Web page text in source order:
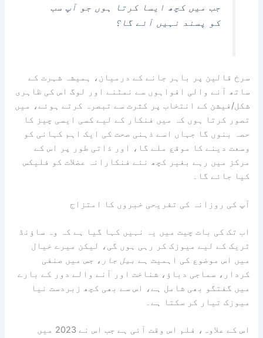
جب میں کچھ ایسا کرتا ہوں جو آپ سب
کو پسند نہیں آئے گا؟
سرخ قالین پر باہر جانے کے درمیان، ہمیشہ شہرت کے
ساتھ آنے والی افواہوں سے نمٹنے اور لوگ اس کی ظاہری
شکل/فیشن کے انتخاب پر کثرت سے تبصرہ کرتے ہوئے، میں
تصور کرتا ہوں کہ میں فنکار کے لیے کسی ایسی چیز کا
حصہ بنوں گا جہاں اسے ذہنی صحت کی ایک اہم کہانی کو
وسعت دینے کا موقع ملے گا، اور ذاتی طور پر اس کے
مرکز میں رہے بغیر کچھ نئے فنکارانہ عضلات کو فلیکس
کیا جائے گا۔
آپ کی روزانہ کی تفریحی خبروں کا امتزاج
اب تک کی بات چیت میں یہ نہیں کہا گیا ہے کہ وہ ساؤنڈ
ٹریک کے لیے میوزک کر رہی ہوں گی، لیکن میرے خیال
میں اس موضوع کی اہمیت ہے بیل جار ، جس میں صنفی
کردار، سماجی دباؤ، شناخت اور آنے والے دور کے بارے
میں گفتگو بھی شامل ہے، اس سے بھی کچھ زبردست نیا
میوزک تیار کر سکتا ہے۔
اس کے علاوہ، فلم اس وقت آئی ہے جب اس نے 2023 میں